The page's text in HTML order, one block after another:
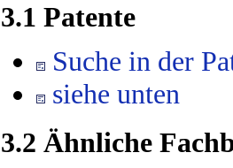
3.1 Patente
Suche in der
siehe unten
3.2 Ähnliche